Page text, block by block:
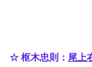
☆ 枢木忠則： 尾上